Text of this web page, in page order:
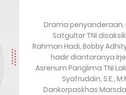
Drama penyanderaan,
Satgultor TNI
Rahman Hadi, Bobby
hadir diantaranya
Asrenum Panglima TNI
Syafruddin, S.E.,
Dankorpaskhas Marsda